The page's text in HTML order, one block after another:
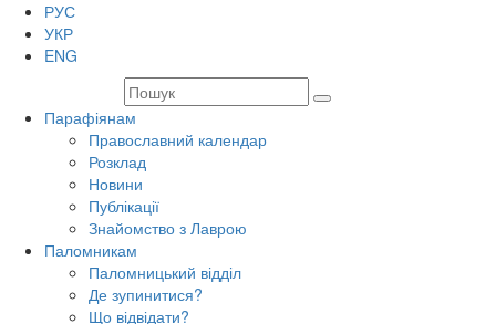
РУС
УКР
ENG
Парафіянам
Православний календар
Розклад
Новини
Публікації
Знайомство з Лаврою
Паломникам
Паломницький відділ
Де зупинитися?
Що відвідати?